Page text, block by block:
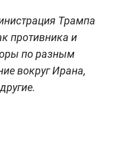
Трампа
противника и
по разным
вокруг Ирана,